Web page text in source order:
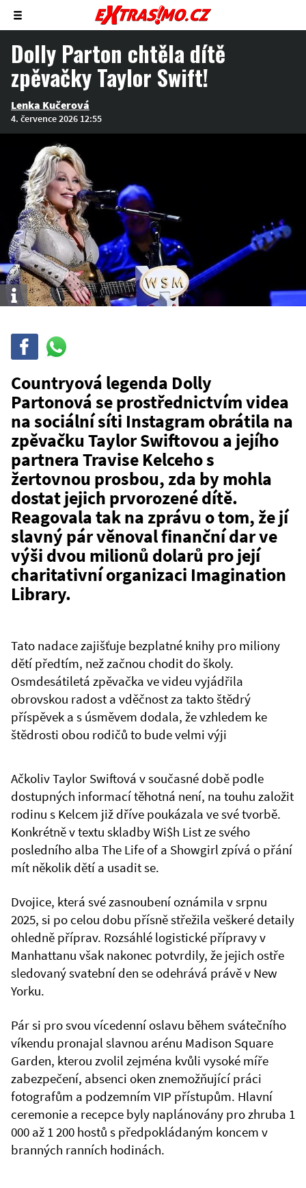
Zobrazit/skrýt
menu
Dolly Parton chtěla dítě
zpěvačky Taylor Swift!
Lenka Kučerová
4. července 2026 12:55
Info
Sdílej
WhatsAppu
Countryová legenda Dolly
Partonová se prostřednictvím videa
na sociální síti Instagram obrátila na
zpěvačku Taylor Swiftovou a jejího
partnera Travise Kelceho s
žertovnou prosbou, zda by mohla
dostat jejich prvorozené dítě.
Reagovala tak na zprávu o tom, že jí
slavný pár věnoval finanční dar ve
výši dvou milionů dolarů pro její
charitativní organizaci Imagination
Library.
Tato nadace zajišťuje bezplatné knihy pro miliony
dětí předtím, než začnou chodit do školy.
Osmdesátiletá zpěvačka ve videu vyjádřila
obrovskou radost a vděčnost za takto štědrý
příspěvek a s úsměvem dodala, že vzhledem ke
štědrosti obou rodičů to bude velmi výji
Ačkoliv Taylor Swiftová v současné době podle
dostupných informací těhotná není, na touhu založit
rodinu s Kelcem již dříve poukázala ve své tvorbě.
Konkrétně v textu skladby Wi$h List ze svého
posledního alba The Life of a Showgirl zpívá o přání
mít několik dětí a usadit se.
Dvojice, která své zasnoubení oznámila v srpnu
2025, si po celou dobu přísně střežila veškeré detaily
ohledně příprav. Rozsáhlé logistické přípravy v
Manhattanu však nakonec potvrdily, že jejich ostře
sledovaný svatební den se odehrává právě v New
Yorku.
Pár si pro svou vícedenní oslavu během svátečního
víkendu pronajal slavnou arénu Madison Square
Garden, kterou zvolil zejména kvůli vysoké míře
zabezpečení, absenci oken znemožňující práci
fotografům a podzemním VIP přístupům. Hlavní
ceremonie a recepce byly naplánovány pro zhruba 1
000 až 1 200 hostů s předpokládaným koncem v
branných ranních hodinách.